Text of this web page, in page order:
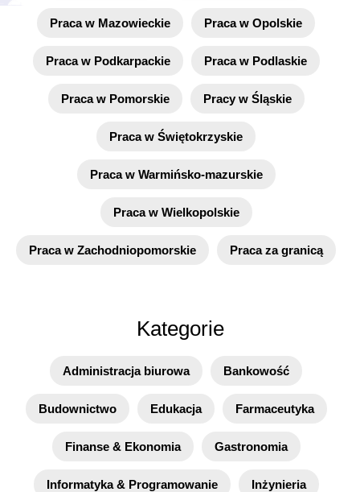
Praca w Mazowieckie Praca w Opolskie
Praca w Podkarpackie Praca w Podlaskie
Praca w Pomorskie Pracy w Śląskie
Praca w Świętokrzyskie
Praca w Warmińsko-mazurskie
Praca w Wielkopolskie
Praca w Zachodniopomorskie Praca za granicą
Kategorie
Administracja biurowa Bankowość
Budownictwo Edukacja Farmaceutyka
Finanse & Ekonomia Gastronomia
Informatyka & Programowanie Inżynieria